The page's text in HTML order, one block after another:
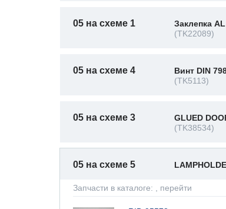
05 на схеме 1
Заклепка
(TK22089)
05 на схеме 4
Винт DIN
(TK5113)
05 на схеме 3
GLUED
(TK38534)
05 на схеме 5
Запчасти в каталоге: , перейти